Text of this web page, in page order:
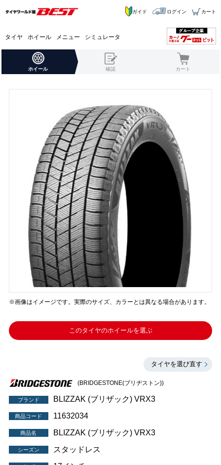
タイヤ ホイール メニュー シミュレータ
ガイド ログイン カート
ホイール 確認 カート
※画像はイメージです。実際のサイズ、カラーとは異なる場合があります。
このタイヤのホイールを選ぶ
タイヤを選び直す
(BRIDGESTONE(ブリヂストン))
ブランド BLIZZAK (ブリザック) VRX3
商品コード 11632034
商品名 BLIZZAK (ブリザック) VRX3
シーズン スタッドレス